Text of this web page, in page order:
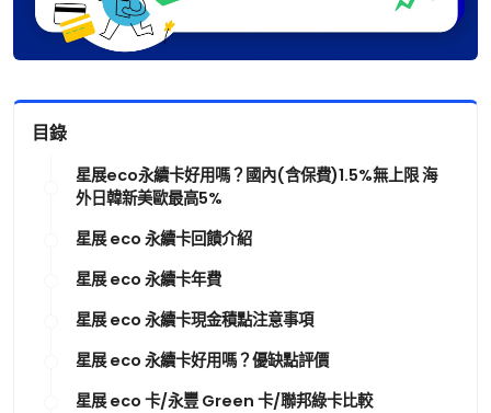
目錄
星展eco永續卡好用嗎？國內(含保費)1.5%無上限 海
外日韓新美歐最高5%
星展 eco 永續卡回饋介紹
星展 eco 永續卡年費
星展 eco 永續卡現金積點注意事項
星展 eco 永續卡好用嗎？優缺點評價
星展 eco 卡/永豐 Green 卡/聯邦綠卡比較